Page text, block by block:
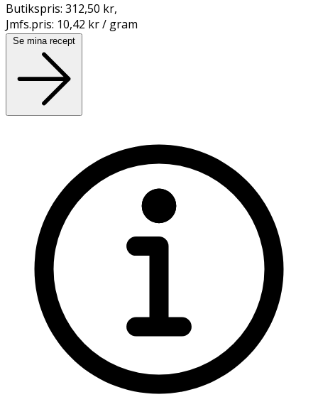
Butikspris: 312,50 kr,
Jmfs.pris: 10,42 kr / gram
Se mina recept